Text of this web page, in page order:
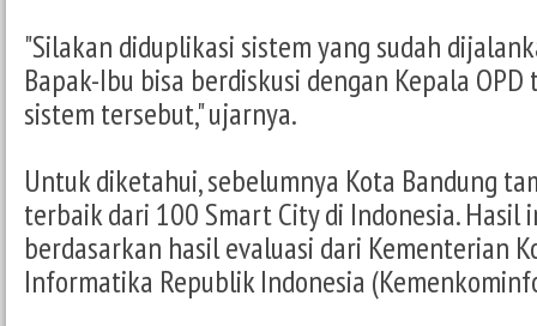
"Silakan diduplikasi sistem yang sudah
Bapak-Ibu bisa berdiskusi dengan Kepala
sistem tersebut," ujarnya.
Untuk diketahui, sebelumnya Kota Bandung
terbaik dari 100 Smart City di Indonesia. Hasil
berdasarkan hasil evaluasi dari Kementerian
Informatika Republik Indonesia